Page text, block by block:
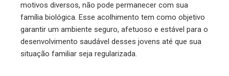
motivos diversos, não pode permanecer com sua
família biológica. Esse acolhimento tem como objetivo
garantir um ambiente seguro, afetuoso e estável para o
desenvolvimento saudável desses jovens até que sua
situação familiar seja regularizada.